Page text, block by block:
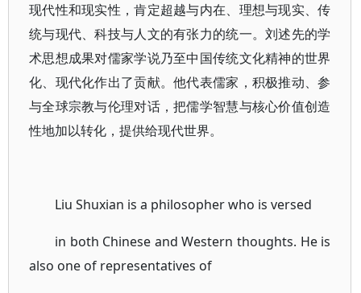
现代性和现实性，肯定超越与内在、理想与现实、传
统与现代、科技与人文的有张力的统一。刘述先的学
术思想成果对儒家学说乃至中国传统文化精神的世界
化、现代化作出了贡献。他代表儒家，积极推动、参
与全球宗教与伦理对话，把儒学智慧与核心价值创造
性地加以转化，提供给现代世界。
Liu Shuxian is a philosopher who is versed
in both Chinese and Western thoughts. He is
also one of representatives of